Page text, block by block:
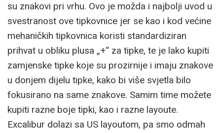
su znakovi pri vrhu. Ovo je možda i najbolji uvod u
svestranost ove tipkovnice jer se kao i kod većine
mehaničkih tipkovnica koristi standardiziran
prihvat u obliku plusa „+“ za tipke, te je lako kupiti
zamjenske tipke koje su prozirnije i imaju znakove
u donjem dijelu tipke, kako bi više svjetla bilo
fokusirano na same znakove. Samim time možete
kupiti razne boje tipki, kao i razne layoute.
Excalibur dolazi sa US layoutom, pa smo odmah